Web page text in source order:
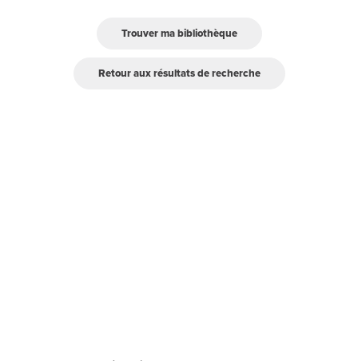
Trouver ma bibliothèque
Retour aux résultats de recherche